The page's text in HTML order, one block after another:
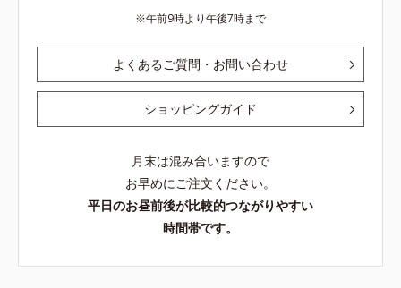
午前9時より午後7時まで
よくあるご質問・お問い合わせ
ショッピングガイド
月末は混み合いますので
お早めにご注文ください。
平日のお昼前後が比較的つながりやすい
時間帯です。